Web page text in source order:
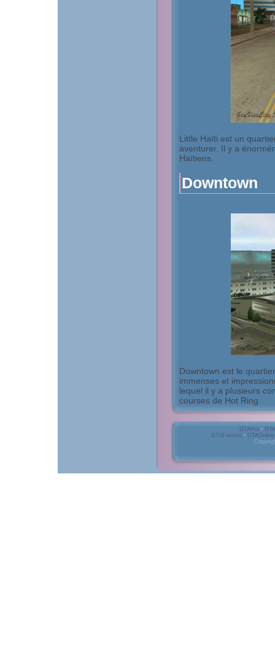
Little Haïti est un
aventurer. Il y a
Haïtiens.
Downtown
Downtown est le
immenses et
lequel il y a plusieurs
courses de Hot Ring.
GTAPro •
GTAForums • GTAOnline